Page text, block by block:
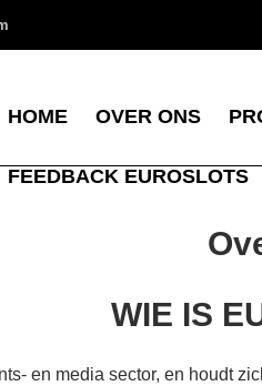
HOME OVER ONS
FEEDBACK EUROSLOTS
WIE IS
en media sector, en houdt